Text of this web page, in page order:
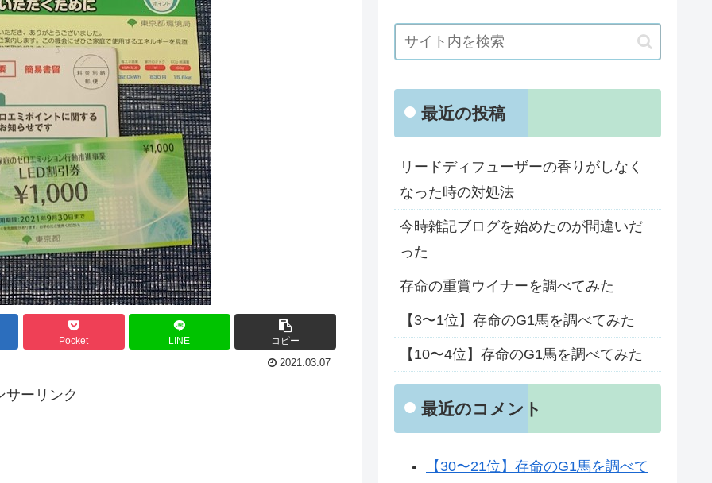
Pocket LINE コピー
2021.03.07
サーリンク
最近の投稿
リードディフューザーの香りがしなく
なった時の対処法
今時雑記ブログを始めたのが間違いだ
った
存命の重賞ウイナーを調べてみた
【3〜1位】存命のG1馬を調べてみた
【10〜4位】存命のG1馬を調べてみた
最近のコメント
【30〜21位】存命のG1馬を調べて